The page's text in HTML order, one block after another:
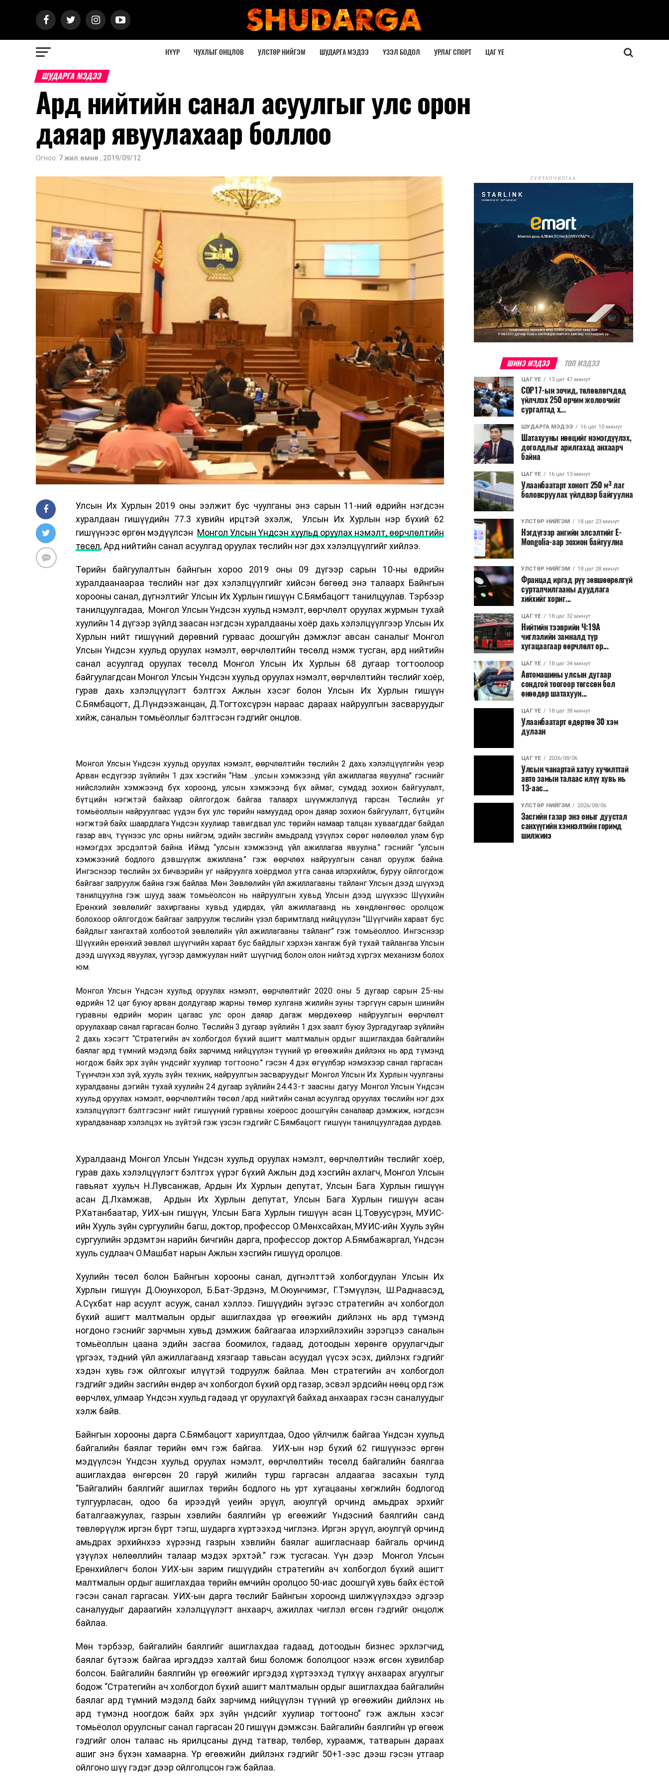
НҮҮР ЧУХЛЫГ ОНЦЛОВ УЛСТӨР НИЙГЭМ ШУДАРГА МЭДЭЭ ҮЗЭЛ БОДОЛ УРЛАГ СПОРТ ЦАГ ҮЕ
ШУДАРГА МЭДЭЭ
Ард нийтийн санал асуулгыг улс орон
даяар явуулахаар боллоо
Огноо: 7 жил.өмнө , 2019/09/12
Улсын Их Хурлын 2019 оны ээлжит бус чуулганы энэ сарын 11-ний өдрийн нэгдсэн
хуралдаан гишүүдийн 77.3 хувийн ирцтэй эхэлж, Улсын Их Хурлын нэр бүхий 62
гишүүнээс өргөн мэдүүлсэн Монгол Улсын Үндсэн хуульд оруулах нэмэлт, өөрчлөлтийн
төсөл, Ард нийтийн санал асуулгад оруулах төслийн нэг дэх хэлэлцүүлгийг хийлээ.
Төрийн байгуулалтын байнгын хороо 2019 оны 09 дүгээр сарын 10-ны өдрийн
хуралдаанаараа төслийн нэг дэх хэлэлцүүлгийг хийсэн бөгөөд энэ талаарх Байнгын
хорооны санал, дүгнэлтийг Улсын Их Хурлын гишүүн С.Бямбацогт танилцуулав. Тэрбээр
танилцуулгадаа, Монгол Улсын Үндсэн хуульд нэмэлт, өөрчлөлт оруулах журмын тухай
хуулийн 14 дүгээр зүйлд заасан нэгдсэн хуралдааны хоёр дахь хэлэлцүүлгээр Улсын Их
Хурлын нийт гишүүний дөрөвний гурваас доошгүйн дэмжлэг авсан саналыг Монгол
Улсын Үндсэн хуульд оруулах нэмэлт, өөрчлөлтийн төсөлд нэмж тусган, ард нийтийн
санал асуулгад оруулах төсөлд Монгол Улсын Их Хурлын 68 дугаар тогтоолоор
байгуулагдсан Монгол Улсын Үндсэн хуульд оруулах нэмэлт, өөрчлөлтийн төслийг хоёр,
гурав дахь хэлэлцүүлэгт бэлтгэх Ажлын хэсэг болон Улсын Их Хурлын гишүүн
С.Бямбацогт, Д.Лүндээжанцан, Д.Тогтохсүрэн нараас дараах найруулгын засваруудыг
хийж, саналын томьёоллыг бэлтгэсэн гэдгийг онцлов.
Монгол Улсын Үндсэн хуульд оруулах нэмэлт, өөрчлөлтийн төслийн 2 дахь хэлэлцүүлгийн үеэр
Арван есдүгээр зүйлийн 1 дэх хэсгийн “Нам ...улсын хэмжээнд үйл ажиллагаа явуулна” гэснийг
нийслэлийн хэмжээнд бүх хороонд, улсын хэмжээнд бүх аймаг, сумдад зохион байгуулалт,
бүтцийн нэгжтэй байхаар ойлгогдож байгаа талаарх шүүмжлэлүүд гарсан. Төслийн уг
томьёоллын найруулгаас үүдэн бүх улс төрийн намуудад орон даяар зохион байгуулалт, бүтцийн
нэгжтэй байх шаардлага Үндсэн хуулиар тавигдвал улс төрийн намаар талцан хуваагддаг байдал
газар авч, түүнээс улс орны нийгэм, эдийн засгийн амьдралд үзүүлэх сөрөг нөлөөлөл улам бүр
нэмэгдэх эрсдэлтэй байна. Иймд “улсын хэмжээнд үйл ажиллагаа явуулна.” гэснийг “улсын
хэмжээний бодлого дэвшүүлж ажиллана.” гэж өөрчлөх найруулгын санал оруулж байна.
Ингэснээр төслийн эх бичвэрийн уг найруулга хоёрдмол утга санаа илэрхийлж, буруу ойлгогдож
байгааг залруулж байна гэж байлаа. Мөн Зөвлөлийн үйл ажиллагааны тайланг Улсын дээд шүүхэд
танилцуулна гэж шууд зааж томьёолсон нь найруулгын хувьд Улсын дээд шүүхээс Шүүхийн
Ерөнхий зөвлөлийг захиргааны хувьд удирдах, үйл ажиллагаанд нь хөндлөнгөөс оролцож
болохоор ойлгогдож байгааг залруулж төслийн үзэл баримтлалд нийцүүлэн “Шүүгчийн хараат бус
байдлыг хангахтай холбоотой зөвлөлийн үйл ажиллагааны тайланг” гэж томьёоллоо. Ингэснээр
Шүүхийн ерөнхий зөвлөл шүүгчийн хараат бус байдлыг хэрхэн хангаж буй тухай тайлангаа Улсын
дээд шүүхэд явуулах, үүгээр дамжуулан нийт шүүгчид болон олон нийтэд хүргэх механизм болох
юм.
Монгол Улсын Үндсэн хуульд оруулах нэмэлт, өөрчлөлтийг 2020 оны 5 дугаар сарын 25-ны
өдрийн 12 цаг буюу арван долдугаар жарны төмөр хулгана жилийн зуны тэргүүн сарын шинийн
гуравны өдрийн морин цагаас улс орон даяар дагаж мөрдөхөөр найруулгын өөрчлөлт
оруулахаар санал гаргасан болно. Төслийн 3 дугаар зүйлийн 1 дэх заалт буюу Зургадугаар зүйлийн
2 дахь хэсэгт “Стратегийн ач холбогдол бүхий ашигт малтмалын ордыг ашиглахдаа байгалийн
баялаг ард түмний мэдэлд байх зарчимд нийцүүлэн түүний үр өгөөжийн дийлэнх нь ард түмэнд
ногдож байх эрх зүйн үндсийг хуулиар тогтооно.” гэсэн 4 дэх өгүүлбэр нэмэхээр санал гаргасан.
Түүнчлэн хэл зүй, хууль зүйн техник, найруулгын засваруудыг Монгол Улсын Их Хурлын чуулганы
хуралдааны дэгийн тухай хуулийн 24 дугаар зүйлийн 24.4.3-т заасны дагуу Монгол Улсын Үндсэн
хуульд оруулах нэмэлт, өөрчлөлтийн төсөл /ард нийтийн санал асуулгад оруулах төслийн нэг дэх
хэлэлцүүлэгт бэлтгэсэнг нийт гишүүний гуравны хоёроос доошгүйн саналаар дэмжиж, нэгдсэн
хуралдаанаар хэлэлцэх нь зүйтэй гэж үзсэн гэдгийг С.Бямбацогт гишүүн танилцуулгадаа дурдав.
Хуралдаанд Монгол Улсын Үндсэн хуульд оруулах нэмэлт, өөрчлөлтийн төслийг хоёр,
гурав дахь хэлэлцүүлэгт бэлтгэх үүрэг бүхий Ажлын дэд хэсгийн ахлагч, Монгол Улсын
гавьяат хуульч Н.Лувсанжав, Ардын Их Хурлын депутат, Улсын Бага Хурлын гишүүн
асан Д.Лхамжав, Ардын Их Хурлын депутат, Улсын Бага Хурлын гишүүн асан
Р.Хатанбаатар, УИХ-ын гишүүн, Улсын Бага Хурлын гишүүн асан Ц.Товуусүрэн, МУИС-
ийн Хууль зүйн сургуулийн багш, доктор, профессор О.Мөнхсайхан, МУИС-ийн Хууль зүйн
сургуулийн эрдэмтэн нарийн бичгийн дарга, профессор доктор А.Бямбажаргал, Үндсэн
хууль судлаач О.Машбат нарын Ажлын хэсгийн гишүүд оролцов.
Хуулийн төсөл болон Байнгын хорооны санал, дүгнэлттэй холбогдуулан Улсын Их
Хурлын гишүүн Д.Оюунхорол, Б.Бат-Эрдэнэ, М.Оюунчимэг, Г.Тэмүүлэн, Ш.Раднаасэд,
А.Сүхбат нар асуулт асууж, санал хэллээ. Гишүүдийн зүгээс стратегийн ач холбогдол
бүхий ашигт малтмалын ордыг ашиглахдаа үр өгөөжийн дийлэнх нь ард түмэнд
ногдоно гэснийг зарчмын хувьд дэмжиж байгаагаа илэрхийлэхийн зэрэгцээ саналын
томьёоллын цаана эдийн засгаа боомилох, гадаад, дотоодын хөрөнгө оруулагчдыг
үргээх, тэдний үйл ажиллагаанд хязгаар тавьсан асуудал үүсэх эсэх, дийлэнх гэдгийг
хэдэн хувь гэж ойлгохыг илүүтэй тодруулж байлаа. Мөн стратегийн ач холбогдол
гэдгийг эдийн засгийн өндөр ач холбогдол бүхий орд газар, эсвэл эрдсийн нөөц орд гэж
өөрчлөх, улмаар Үндсэн хуульд гадаад үг оруулахгүй байхад анхаарах гэсэн саналуудыг
хэлж байв.
Байнгын хорооны дарга С.Бямбацогт хариултдаа, Одоо үйлчилж байгаа Үндсэн хуульд
байгалийн баялаг төрийн өмч гэж байгаа. УИХ-ын нэр бүхий 62 гишүүнээс өргөн
мэдүүлсэн Үндсэн хуульд оруулах нэмэлт, өөрчлөлтийн төсөлд байгалийн баялгаа
ашиглахдаа өнгөрсөн 20 гаруй жилийн турш гаргасан алдаагаа засахын тулд
“Байгалийн баялгийг ашиглах төрийн бодлого нь урт хугацааны хөгжлийн бодлогод
тулгуурласан, одоо ба ирээдүй үеийн эрүүл, аюулгүй орчинд амьдрах эрхийг
баталгаажуулах, газрын хэвлийн баялгийн үр өгөөжийг Үндэсний баялгийн санд
төвлөрүүлж иргэн бүрт тэгш, шударга хүртээхэд чиглэнэ. Иргэн эрүүл, аюулгүй орчинд
амьдрах эрхийнхээ хүрээнд газрын хэвлийн баялаг ашигласнаар байгаль орчинд
үзүүлэх нөлөөллийн талаар мэдэх эрхтэй.” гэж тусгасан. Үүн дээр Монгол Улсын
Ерөнхийлөгч болон УИХ-ын зарим гишүүдийн стратегийн ач холбогдол бүхий ашигт
малтмалын ордыг ашиглахдаа төрийн өмчийн оролцоо 50-иас доошгүй хувь байх ёстой
гэсэн санал гаргасан. УИХ-ын дарга төслийг Байнгын хороонд шилжүүлэхдээ эдгээр
саналуудыг дараагийн хэлэлцүүлэгт анхаарч, ажиллах чиглэл өгсөн гэдгийг онцолж
байлаа.
Мөн тэрбээр, байгалийн баялгийг ашиглахдаа гадаад, дотоодын бизнес эрхлэгчид,
баялаг бүтээж байгаа иргэддээ халтай биш боломж бололцоог нээж өгсөн хувилбар
болсон. Байгалийн баялгийн үр өгөөжийг иргэдэд хүртээхэд түлхүү анхаарах агуулгыг
бодож “Стратегийн ач холбогдол бүхий ашигт малтмалын ордыг ашиглахдаа байгалийн
баялаг ард түмний мэдэлд байх зарчимд нийцүүлэн түүний үр өгөөжийн дийлэнх нь
ард түмэнд ноогдож байх эрх зүйн үндсийг хуулиар тогтооно” гэж ажлын хэсэг
томьёолол оруулсныг санал гаргасан 20 гишүүн дэмжсэн. Байгалийн баялгийн үр өгөөж
гэдгийг олон талаас нь ярилцсаны дүнд татвар, төлбөр, хураамж, татварын дараах
ашиг энэ бүхэн хамаарна. Үр өгөөжийн дийлэнх гэдгийг 50+1-ээс дээш гэсэн утгаар
ойлгоно шүү гэдэг дээр ойлголцсон гэж байлаа.
СУРТАЛЧИЛГАА
ШИНЭ МЭДЭЭ ТОП МЭДЭЭ
ЦАГ ҮЕ 13 цаг 47 минут
COP17-ын зочид, төлөөлөгчдөд
үйлчлэх 250 орчим жолоочийг
сургалтад х...
ШУДАРГА МЭДЭЭ 16 цаг 10 минут
Шатахууны нөөцийг нэмэгдүүлэх,
доголдлыг арилгахад анхаарч
байна
ЦАГ ҮЕ 16 цаг 13 минут
Улаанбаатарт хоногт 250 м³ лаг
боловсруулах үйлдвэр байгуулна
УЛСТӨР НИЙГЭМ 18 цаг 23 минут
Нэгдүгээр ангийн элсэлтийг E-
Mongolia-аар зохион байгуулна
УЛСТӨР НИЙГЭМ 18 цаг 28 минут
Францад иргэд рүү зөвшөөрөлгүй
сурталчилгааны дуудлага
хийхийг хориг...
ЦАГ ҮЕ 18 цаг 32 минут
Нийтийн тээврийн Ч:19А
чиглэлийн замналд түр
хугацаагаар өөрчлөлт ор...
ЦАГ ҮЕ 18 цаг 34 минут
Автомашины улсын дугаар
сондгой тоогоор төгссөн бол
өнөөдөр шатахуун...
ЦАГ ҮЕ 18 цаг 38 минут
Улаанбаатарт өдөртөө 30 хэм
дулаан
ЦАГ ҮЕ 2026/08/06
Улсын чанартай хатуу хучилттай
авто замын талаас илүү хувь нь
13-аас...
УЛСТӨР НИЙГЭМ 2026/08/06
Засгийн газар энэ оныг дуустал
санхүүгийн хэмнэлтийн горимд
шилжинэ